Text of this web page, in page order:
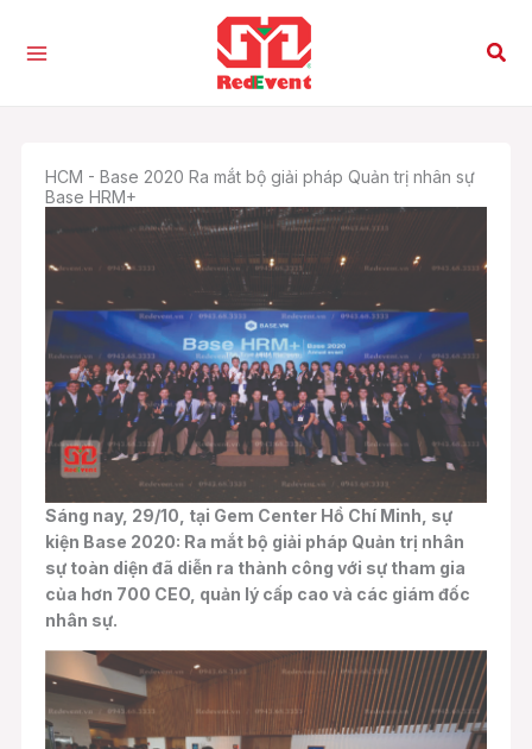
Tìm
HCM - Base 2020 Ra mắt bộ giải pháp Quản trị nhân sự
Base HRM+
Sáng nay, 29/10, tại Gem Center Hồ Chí Minh, sự
kiện Base 2020: Ra mắt bộ giải pháp Quản trị nhân
sự toàn diện đã diễn ra thành công với sự tham gia
của hơn 700 CEO, quản lý cấp cao và các giám đốc
nhân sự.